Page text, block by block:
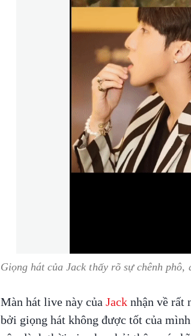
Giọng hát của Jack thấy rõ sự chênh
Màn hát live này của Jacknhận về rất
bởi giọng hát không được tốt của